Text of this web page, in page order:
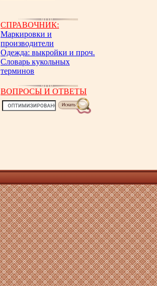
СПРАВОЧНИК:
Маркировки и
производители
Одежда: выкройки и проч.
Словарь кукольных
терминов
ВОПРОСЫ И ОТВЕТЫ